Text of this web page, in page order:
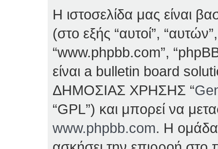
Η ιστοσελίδα μας είναι
(στο εξής “αυτοί”,
“www.phpbb.com”,
είναι a bulletin board
ΔΗΜΟΣΙΑΣ ΧΡΗΣΗΣ “
“GPL”) και μπορεί να
www.phpbb.com. Η ομάδα